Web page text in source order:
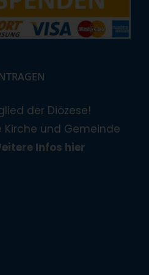
der Diözese!
Kirche und Gemeinde
Infos hier